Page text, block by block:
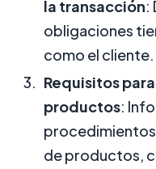
la transacción:
obligaciones
como el cliente.
Requisitos
productos:
de productos,